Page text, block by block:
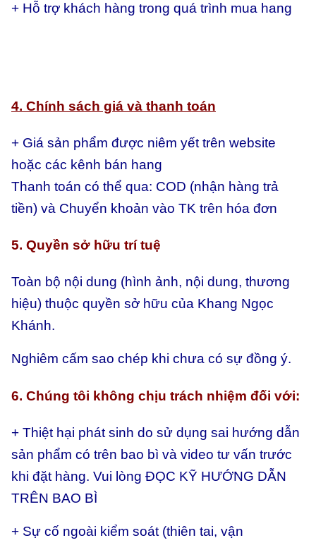
+ Hỗ trợ khách hàng trong quá trình mua hang
4. Chính sách giá và thanh toán
+ Giá sản phẩm được niêm yết trên website
hoặc các kênh bán hang
Thanh toán có thể qua: COD (nhận hàng trả
tiền) và Chuyển khoản vào TK trên hóa đơn
5. Quyền sở hữu trí tuệ
Toàn bộ nội dung (hình ảnh, nội dung, thương
hiệu) thuộc quyền sở hữu của Khang Ngọc
Khánh.
Nghiêm cấm sao chép khi chưa có sự đồng ý.
6. Chúng tôi không chịu trách nhiệm đối với:
+ Thiệt hại phát sinh do sử dụng sai hướng dẫn
sản phẩm có trên bao bì và video tư vấn trước
khi đặt hàng. Vui lòng ĐỌC KỸ HƯỚNG DẪN
TRÊN BAO BÌ
+ Sự cố ngoài kiểm soát (thiên tai, vận